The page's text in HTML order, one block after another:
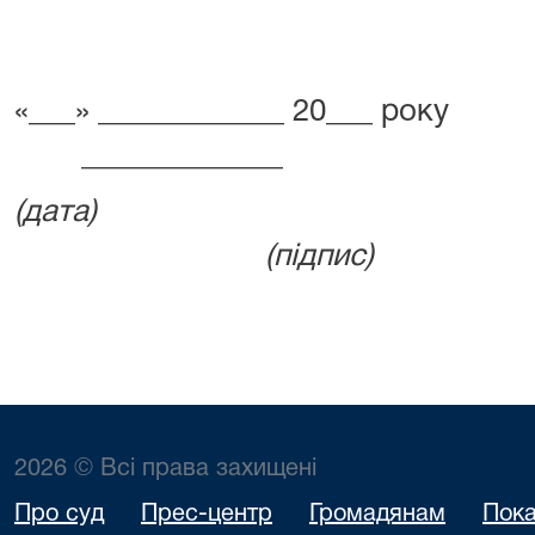
«___»
(підпис)
2026 © Всі права захищені
Про суд Прес-центр Громадянам